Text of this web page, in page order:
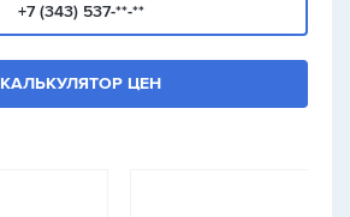
+7 (343) 537-**-**
КАЛЬКУЛЯТОР ЦЕН